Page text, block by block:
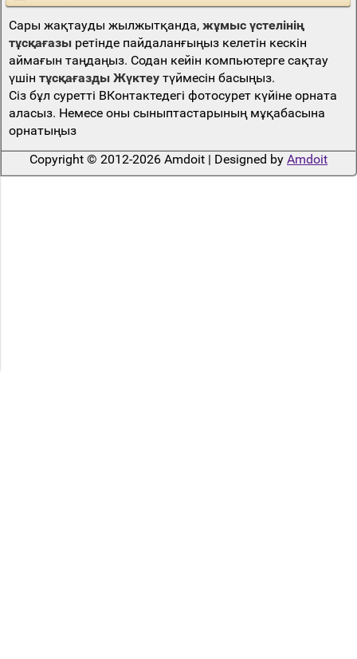
Сары жақтауды жылжытқанда, жұмыс үстелінің
тұсқағазыретінде пайдаланғыңыз келетін кескін
аймағын таңдаңыз. Содан кейін компьютерге сақтау
үшін тұсқағазды Жүктеутүймесін басыңыз.
Сіз бұл суретті ВКонтактедегі фотосурет күйіне орната
аласыз. Немесе оны сыныптастарының мұқабасына
орнатыңыз
Copyright © 2012-2026 Amdoit | Designed by Amdoit